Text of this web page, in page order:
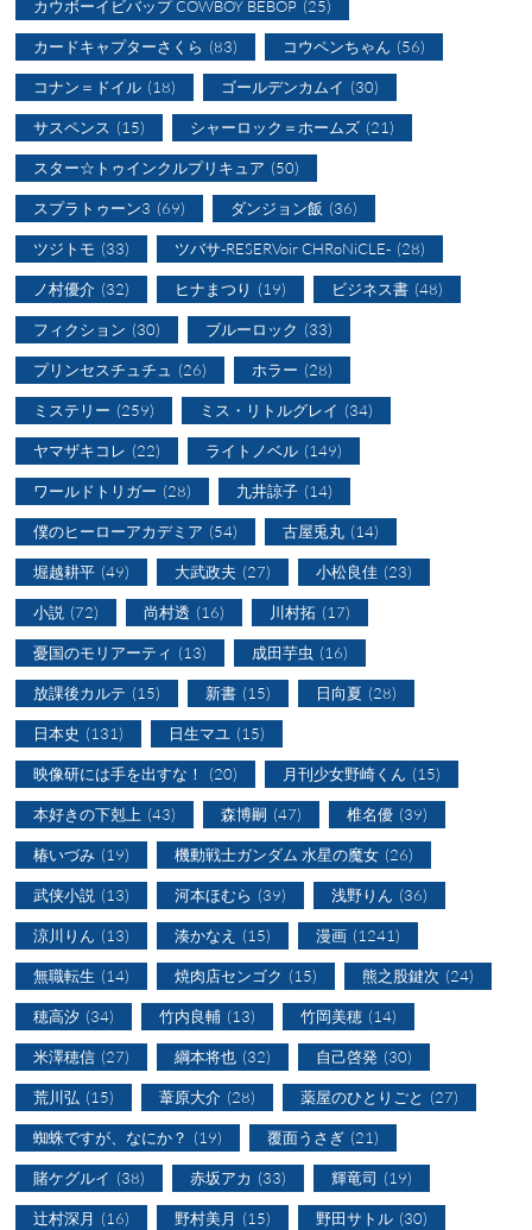
カウボーイビバップ COWBOY BEBOP (25)
カードキャプターさくら (83) コウペンちゃん (56)
コナン＝ドイル (18) ゴールデンカムイ (30)
サスペンス (15) シャーロック＝ホームズ (21)
スター☆トゥインクルプリキュア (50)
スプラトゥーン3 (69) ダンジョン飯 (36)
ツジトモ (33) ツバサ-RESERVoir CHRoNiCLE- (28)
ノ村優介 (32) ヒナまつり (19) ビジネス書 (48)
フィクション (30) ブルーロック (33)
プリンセスチュチュ (26) ホラー (28)
ミステリー (259) ミス・リトルグレイ (34)
ヤマザキコレ (22) ライトノベル (149)
ワールドトリガー (28) 九井諒子 (14)
僕のヒーローアカデミア (54) 古屋兎丸 (14)
堀越耕平 (49) 大武政夫 (27) 小松良佳 (23)
小説 (72) 尚村透 (16) 川村拓 (17)
憂国のモリアーティ (13) 成田芋虫 (16)
放課後カルテ (15) 新書 (15) 日向夏 (28)
日本史 (131) 日生マユ (15)
映像研には手を出すな！ (20) 月刊少女野崎くん (15)
本好きの下剋上 (43) 森博嗣 (47) 椎名優 (39)
椿いづみ (19) 機動戦士ガンダム 水星の魔女 (26)
武侠小説 (13) 河本ほむら (39) 浅野りん (36)
涼川りん (13) 湊かなえ (15) 漫画 (1241)
無職転生 (14) 焼肉店センゴク (15) 熊之股鍵次 (24)
穂高汐 (34) 竹内良輔 (13) 竹岡美穂 (14)
米澤穂信 (27) 綱本将也 (32) 自己啓発 (30)
荒川弘 (15) 葦原大介 (28) 薬屋のひとりごと (27)
蜘蛛ですが、なにか？ (19) 覆面うさぎ (21)
賭ケグルイ (38) 赤坂アカ (33) 輝竜司 (19)
辻村深月 (16) 野村美月 (15) 野田サトル (30)